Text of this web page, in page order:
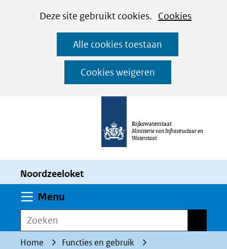
CookiesDeze site gebruikt cookies. Cookies
worden
toegestaan
geweigerd.
Alle cookies toestaan
Cookies weigeren
Ga
naar
de
inhoud
Rijkswaterstaat
Ministerie van Infrastructuur en
Waterstaat
Noordzeeloket
Menu
Zoeken
Home
Functies en gebruik